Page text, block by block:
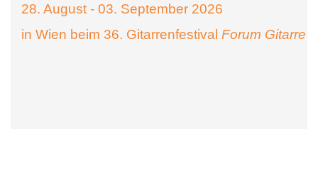
28. August - 03. September 2026
in Wien beim 36. Gitarrenfestival Forum Gitarre